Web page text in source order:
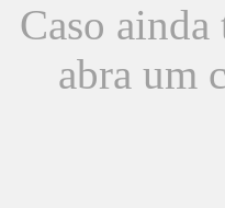
Caso ainda
abra um